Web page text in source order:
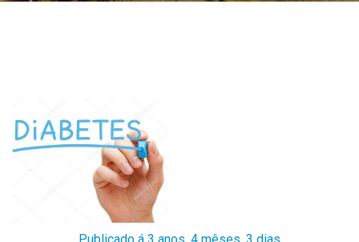
Publicado á 3 anos, 4 mêses, 3 dias